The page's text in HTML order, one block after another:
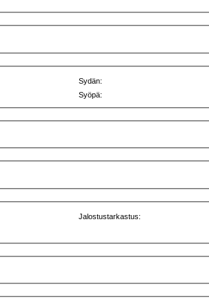
Sydän:
Syöpä:
Jalostustarkastus: